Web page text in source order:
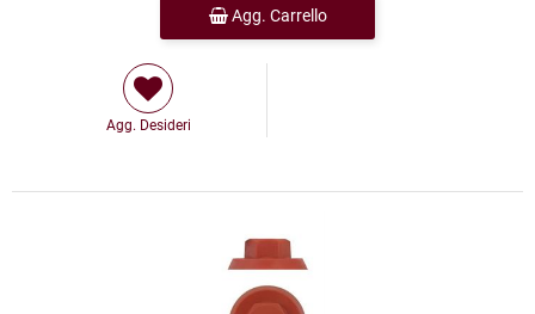
Agg. Carrello
Agg. Desideri